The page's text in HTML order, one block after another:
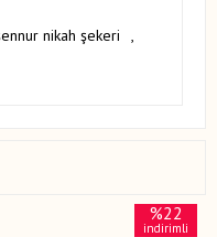
nikah şekeri ,
%22
indirimli